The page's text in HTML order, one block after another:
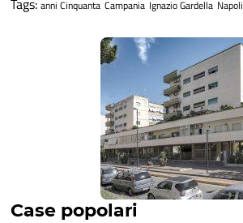
Tags: anni Cinquanta Campania Ignazio Gardella Napoli
Case popolari